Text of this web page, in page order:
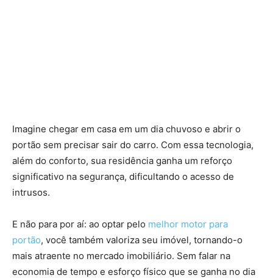
Imagine chegar em casa em um dia chuvoso e abrir o
portão sem precisar sair do carro. Com essa tecnologia,
além do conforto, sua residência ganha um reforço
significativo na segurança, dificultando o acesso de
intrusos.
E não para por aí: ao optar pelo melhor motor para
portão, você também valoriza seu imóvel, tornando-o
mais atraente no mercado imobiliário. Sem falar na
economia de tempo e esforço físico que se ganha no dia